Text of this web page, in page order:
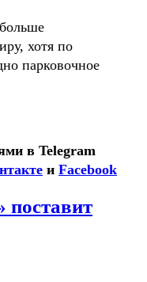
хотя по
парковочное
в Telegram
и Facebook
поставит